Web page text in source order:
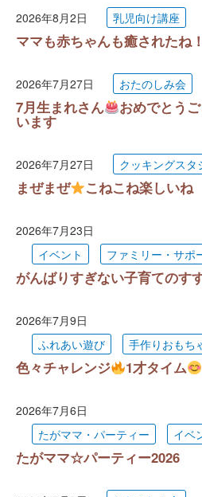
2026年8月2日 乳児向け講座
ママも赤ちゃんも癒されたね！
2026年7月27日 おたのしみ会
7月生まれさん おめでとう
います
2026年7月27日 クッキングスタ
まぜまぜ こねこね楽しいね
2026年7月23日
イベント
ファミリー・サポ
がんばりすぎない子育てのす
2026年7月9日
ふれあい遊び
手作りおもち
色々チャレンジ 1才タイム
2026年7月6日
たがママ・パーティー
イベ
たがママ☆パーティー2026